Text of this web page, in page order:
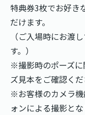
特典券3枚でお好き
だけます。
（ご入場時にお渡
す。）
※撮影時のポーズに
ズ見本をご確認くだ
※お客様のカメラ
ォンによる撮影と